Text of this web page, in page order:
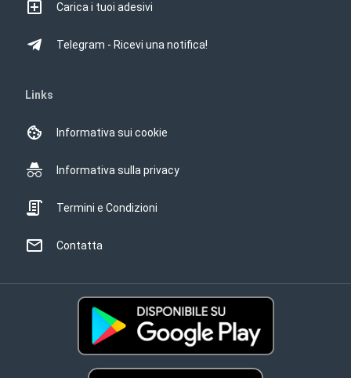
Carica i tuoi adesivi
Telegram - Ricevi una notifica!
Links
Informativa sui cookie
Informativa sulla privacy
Termini e Condizioni
Contatta